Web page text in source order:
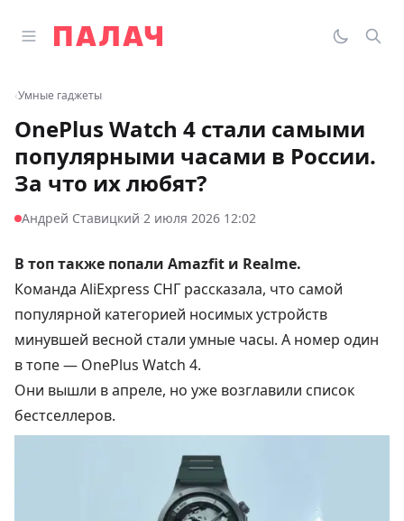
Открыть главное меню
Палач
‹Умные гаджеты
OnePlus Watch 4 стали самыми
популярными часами в России.
За что их любят?
Андрей Ставицкий·2 июля 2026 12:02
В топ также попали Amazfit и Realme.
Команда AliExpress СНГ рассказала, что самой
популярной категорией носимых устройств
минувшей весной стали умные часы. А номер один
в топе — OnePlus Watch 4.
Они вышли в апреле, но уже возглавили список
бестселлеров.